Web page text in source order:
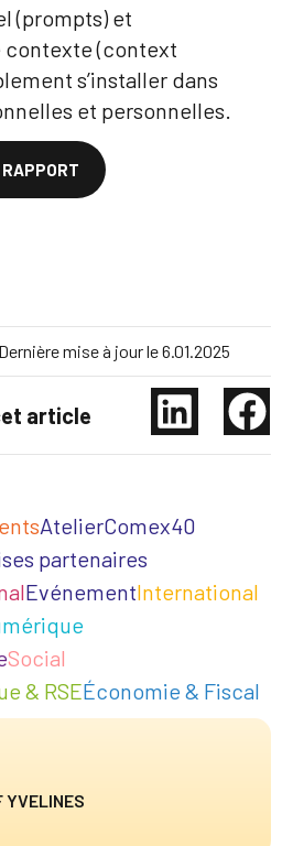
(prompts) et
contexte (context
s’installer dans
et personnelles.
Dernière mise à jour le6.01.2025
article
AtelierComex40
partenaires
EvénementInternational
Social
& RSEÉconomie & Fiscal
YVELINES